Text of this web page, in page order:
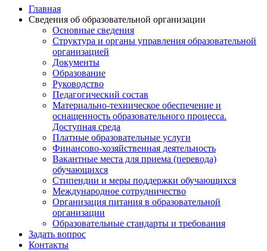
Главная
Сведения об образовательной организации
Основные сведения
Структура и органы управления образовательной
организацией
Документы
Образование
Руководство
Педагогический состав
Материально-техническое обеспечение и
оснащенность образовательного процесса.
Доступная среда
Платные образовательные услуги
Финансово-хозяйственная деятельность
Вакантные места для приема (перевода)
обучающихся
Стипендии и меры поддержки обучающихся
Международное сотрудничество
Организация питания в образовательной
организации
Образовательные стандарты и требования
Задать вопрос
Контакты